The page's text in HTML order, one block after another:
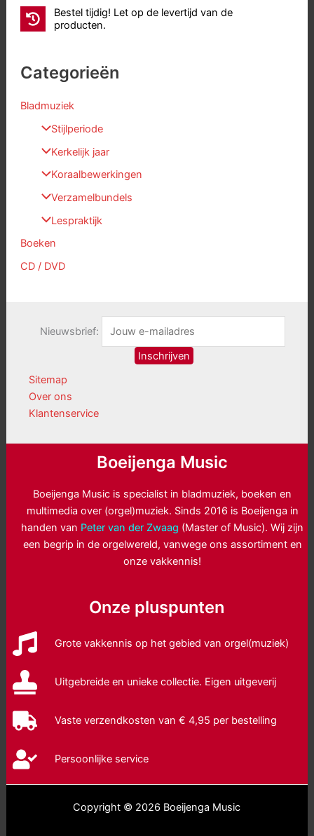
Bestel tijdig! Let op de levertijd van de
producten.
Categorieën
Bladmuziek
Stijlperiode
Kerkelijk jaar
Koraalbewerkingen
Verzamelbundels
Lespraktijk
Boeken
CD / DVD
Nieuwsbrief:
Sitemap
Over ons
Klantenservice
Boeijenga Music
Boeijenga Music is specialist in bladmuziek, boeken en
multimedia over (orgel)muziek. Sinds 2016 is Boeijenga in
handen van Peter van der Zwaag (Master of Music). Wij zijn
een begrip in de orgelwereld, vanwege ons assortiment en
onze vakkennis!
Onze pluspunten
Grote vakkennis op het gebied van orgel(muziek)
Uitgebreide en unieke collectie. Eigen uitgeverij
Vaste verzendkosten van € 4,95 per bestelling
Persoonlijke service
Copyright © 2026 Boeijenga Music